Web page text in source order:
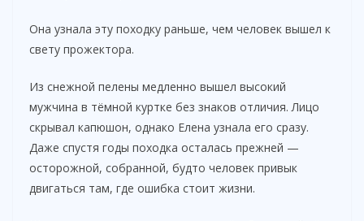
Она узнала эту походку раньше, чем человек вышел к
свету прожектора.
Из снежной пелены медленно вышел высокий
мужчина в тёмной куртке без знаков отличия. Лицо
скрывал капюшон, однако Елена узнала его сразу.
Даже спустя годы походка осталась прежней —
осторожной, собранной, будто человек привык
двигаться там, где ошибка стоит жизни.